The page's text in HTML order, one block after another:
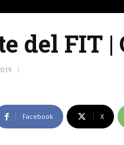
del FIT
Facebook X